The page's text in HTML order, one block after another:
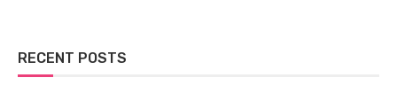
RECENT POSTS